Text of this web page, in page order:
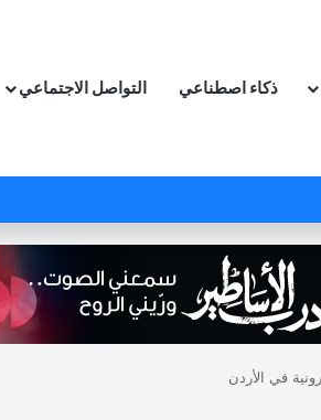
ذكاء اصطناعي التواصل الاجتماعي